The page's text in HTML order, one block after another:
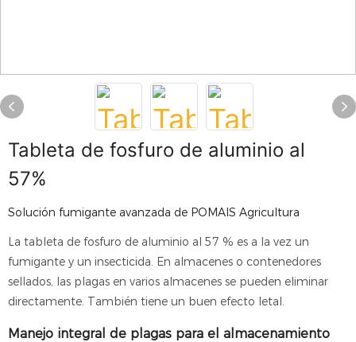
Tableta de fosfuro de aluminio al
57%
Solución fumigante avanzada de POMAIS Agricultura
La tableta de fosfuro de aluminio al 57 % es a la vez un
fumigante y un insecticida. En almacenes o contenedores
sellados, las plagas en varios almacenes se pueden eliminar
directamente. También tiene un buen efecto letal.
Manejo integral de plagas para el almacenamiento